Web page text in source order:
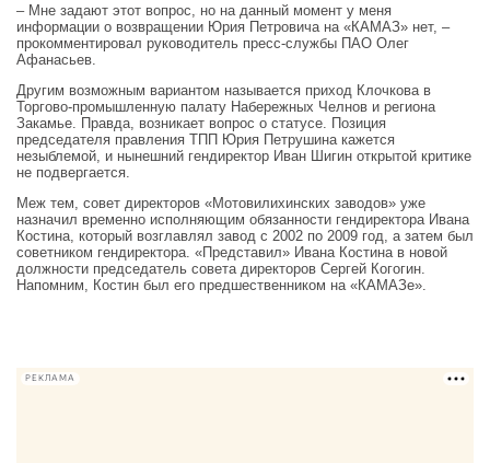
– Мне задают этот вопрос, но на данный момент у меня
информации о возвращении Юрия Петровича на «КАМАЗ» нет, –
прокомментировал руководитель пресс-службы ПАО Олег
Афанасьев.
Другим возможным вариантом называется приход Клочкова в
Торгово-промышленную палату Набережных Челнов и региона
Закамье. Правда, возникает вопрос о статусе. Позиция
председателя правления ТПП Юрия Петрушина кажется
незыблемой, и нынешний гендиректор Иван Шигин открытой критике
не подвергается.
Меж тем, совет директоров «Мотовилихинских заводов» уже
назначил временно исполняющим обязанности гендиректора Ивана
Костина, который возглавлял завод с 2002 по 2009 год, а затем был
советником гендиректора. «Представил» Ивана Костина в новой
должности председатель совета директоров Сергей Когогин.
Напомним, Костин был его предшественником на «КАМАЗе».
РЕКЛАМА